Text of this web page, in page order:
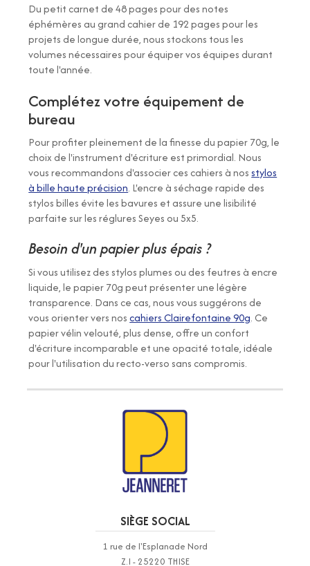
Du petit carnet de 48 pages pour des notes
éphémères au grand cahier de 192 pages pour les
projets de longue durée, nous stockons tous les
volumes nécessaires pour équiper vos équipes durant
toute l'année.
Complétez votre équipement de
bureau
Pour profiter pleinement de la finesse du papier 70g, le
choix de l'instrument d'écriture est primordial. Nous
vous recommandons d'associer ces cahiers à nosstylos
à bille haute précision. L'encre à séchage rapide des
stylos billes évite les bavures et assure une lisibilité
parfaite sur les réglures Seyes ou 5x5.
Besoin d'un papier plus épais ?
Si vous utilisez des stylos plumes ou des feutres à encre
liquide, le papier 70g peut présenter une légère
transparence. Dans ce cas, nous vous suggérons de
vous orienter vers noscahiers Clairefontaine 90g. Ce
papier vélin velouté, plus dense, offre un confort
d'écriture incomparable et une opacité totale, idéale
pour l'utilisation du recto-verso sans compromis.
SIÈGE SOCIAL
1 rue de l'Esplanade Nord
Z.I - 25220 THISE